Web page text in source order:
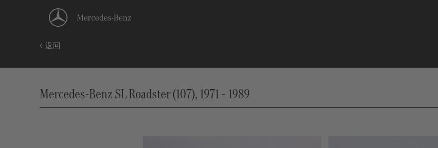
返回
Mercedes-Benz SL Roadster (107), 1971 - 1989